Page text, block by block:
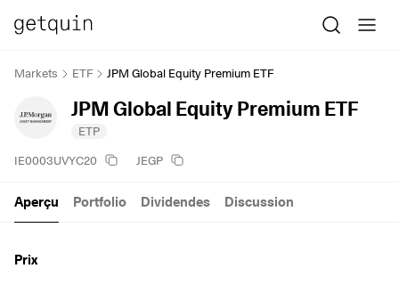
Markets ETF JPM Global Equity Premium ETF
JPM Global Equity Premium ETF
ETP
IE0003UVYC20 JEGP
Aperçu Portfolio Dividendes Discussion
Prix